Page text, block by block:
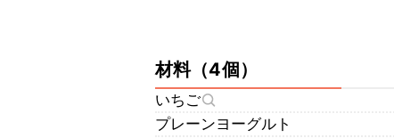
材料（4個）
いちご
プレーンヨーグルト